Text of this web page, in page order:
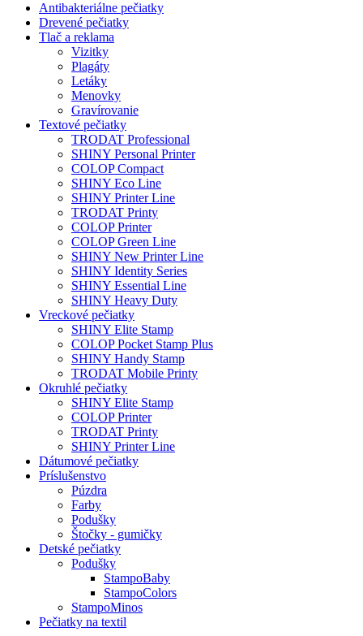
Antibakteriálne pečiatky
Drevené pečiatky
Tlač a reklama
Vizitky
Plagáty
Letáky
Menovky
Gravírovanie
Textové pečiatky
TRODAT Professional
SHINY Personal Printer
COLOP Compact
SHINY Eco Line
SHINY Printer Line
TRODAT Printy
COLOP Printer
COLOP Green Line
SHINY New Printer Line
SHINY Identity Series
SHINY Essential Line
SHINY Heavy Duty
Vreckové pečiatky
SHINY Elite Stamp
COLOP Pocket Stamp Plus
SHINY Handy Stamp
TRODAT Mobile Printy
Okruhlé pečiatky
SHINY Elite Stamp
COLOP Printer
TRODAT Printy
SHINY Printer Line
Dátumové pečiatky
Príslušenstvo
Púzdra
Farby
Podušky
Štočky - gumičky
Detské pečiatky
Podušky
StampoBaby
StampoColors
StampoMinos
Pečiatky na textil